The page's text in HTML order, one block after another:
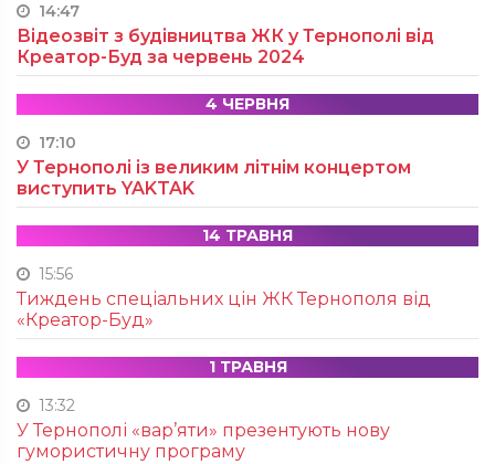
14:47
Відеозвіт з будівництва ЖК у Тернополі від
Креатор-Буд за червень 2024
4 ЧЕРВНЯ
17:10
У Тернополі із великим літнім концертом
виступить YAKTAK
14 ТРАВНЯ
15:56
Тиждень спеціальних цін ЖК Тернополя від
«Креатор-Буд»
1 ТРАВНЯ
13:32
У Тернополі «вар’яти» презентують нову
гумористичну програму